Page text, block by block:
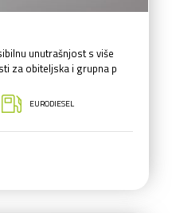
unutrašnjost s više
za obiteljska i grupna p
EURODIESEL